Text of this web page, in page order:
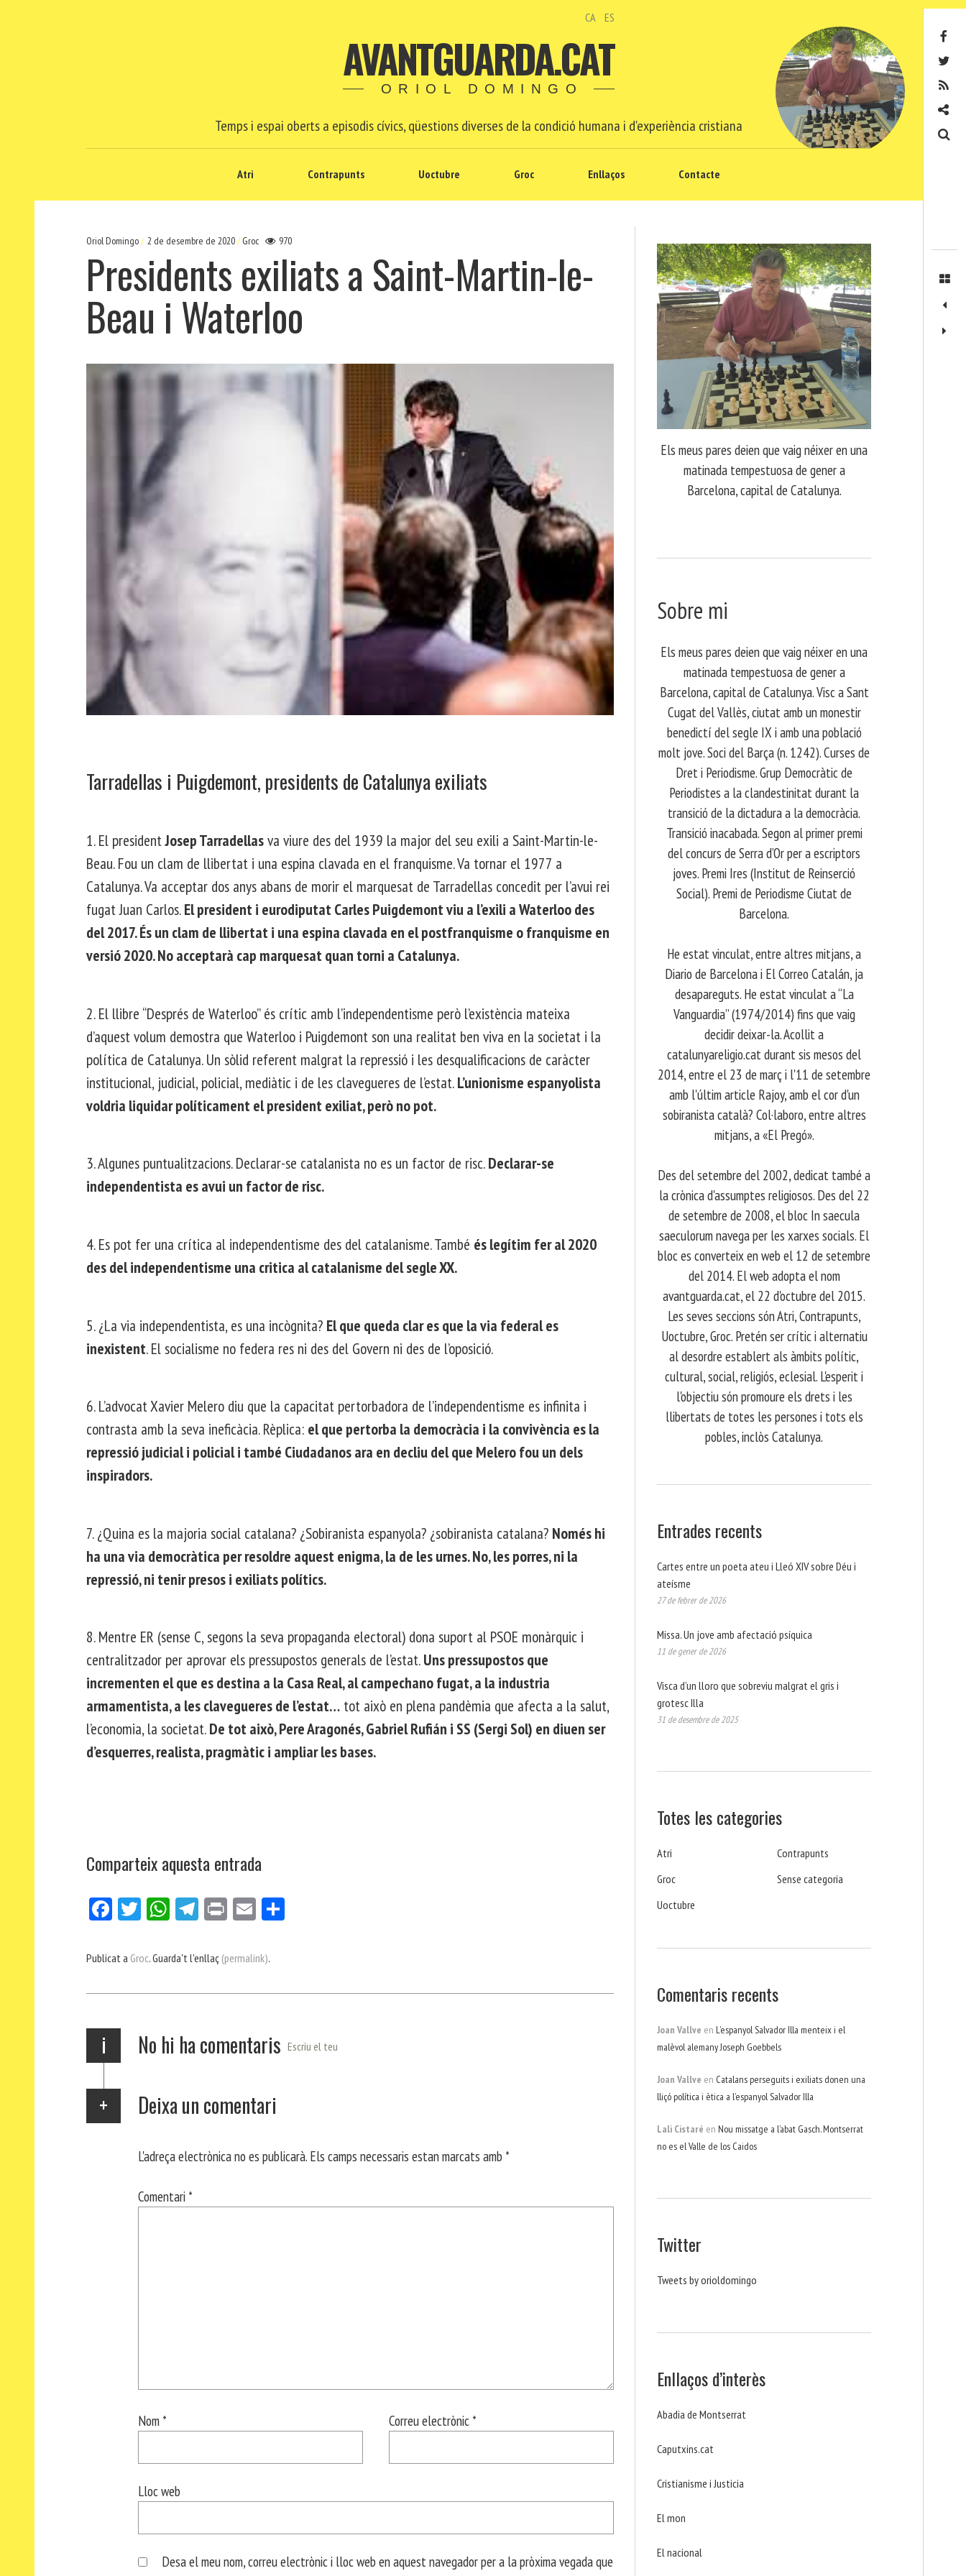
CA ES
AVANTGUARDA.CAT
ORIOL DOMINGO
Temps i espai oberts a episodis cívics, qüestions diverses de la condició humana i d'experiència cristiana
Atri Contrapunts Uoctubre Groc Enllaços Contacte
Oriol Domingo 2 de desembre de 2020 Groc 970
Presidents exiliats a Saint-Martin-le-
Beau i Waterloo
Tarradellas i Puigdemont, presidents de Catalunya exiliats
1. El presidentJosep Tarradellasva viure des del 1939 la major del seu exili a Saint-Martin-le-
Beau. Fou un clam de llibertat i una espina clavada en el franquisme. Va tornar el 1977 a
Catalunya. Va acceptar dos anys abans de morir el marquesat de Tarradellas concedit per l’avui rei
fugat Juan Carlos.El president i eurodiputat Carles Puigdemont viu a l’exili a Waterloo des
del 2017. És un clam de llibertat i una espina clavada en el postfranquisme o franquisme en
versió 2020. No acceptarà cap marquesat quan torni a Catalunya.
2. El llibre “Després de Waterloo” és crític amb l’independentisme però l’existència mateixa
d’aquest volum demostra que Waterloo i Puigdemont son una realitat ben viva en la societat i la
política de Catalunya. Un sòlid referent malgrat la repressió i les desqualificacions de caràcter
institucional, judicial, policial, mediàtic i de les clavegueres de l’estat.L’unionisme espanyolista
voldria liquidar políticament el president exiliat, però no pot.
3. Algunes puntualitzacions. Declarar-se catalanista no es un factor de risc.Declarar-se
independentista es avui un factor de risc.
4. Es pot fer una crítica al independentisme des del catalanisme. També és legítim fer al 2020
des del independentisme una critica al catalanisme del segle XX.
5. ¿La via independentista, es una incògnita? El que queda clar es que la via federal es
inexistent. El socialisme no federa res ni des del Govern ni des de l’oposició.
6. L’advocat Xavier Melero diu que la capacitat pertorbadora de l’independentisme es infinita i
contrasta amb la seva ineficàcia. Rèplica: el que pertorba la democràcia i la convivència es la
repressió judicial i policial i també Ciudadanos ara en decliu del que Melero fou un dels
inspiradors.
7. ¿Quina es la majoria social catalana? ¿Sobiranista espanyola? ¿sobiranista catalana? Només hi
ha una via democràtica per resoldre aquest enigma, la de les urnes. No, les porres, ni la
repressió, ni tenir presos i exiliats polítics.
8. Mentre ER (sense C, segons la seva propaganda electoral) dona suport al PSOE monàrquic i
centralitzador per aprovar els pressupostos generals de l’estat.Uns pressupostos que
incrementen el que es destina a la Casa Real, al campechano fugat, a la industria
armamentista, a les clavegueres de l’estat… tot això en plena pandèmia que afecta a la salut,
l’economia, la societat.De tot això, Pere Aragonés, Gabriel Rufián i SS (Sergi Sol) en diuen ser
d’esquerres, realista, pragmàtic i ampliar les bases.
Comparteix aquesta entrada
Fa
bo
Tw
er
W
ts
p
Te
gr
m
Pri E
ail
ei
Publicat a Groc. Guarda't l'enllaç (permalink).
i No hi ha comentaris Escriu el teu
Deixa un comentari
L'adreça electrònica no es publicarà. Els camps necessaris estan marcats amb *
Comentari *
Nom * Correu electrònic *
Lloc web
Desa el meu nom, correu electrònic i lloc web en aquest navegador per a la pròxima vegada que
Els meus pares deien que vaig néixer en una
matinada tempestuosa de gener a
Barcelona, capital de Catalunya.
Sobre mi
Els meus pares deien que vaig néixer en una
matinada tempestuosa de gener a
Barcelona, capital de Catalunya. Visc a Sant
Cugat del Vallès, ciutat amb un monestir
benedictí del segle IX i amb una població
molt jove. Soci del Barça (n. 1242). Curses de
Dret i Periodisme. Grup Democràtic de
Periodistes a la clandestinitat durant la
transició de la dictadura a la democràcia.
Transició inacabada. Segon al primer premi
del concurs de Serra d’Or per a escriptors
joves. Premi Ires (Institut de Reinserció
Social). Premi de Periodisme Ciutat de
Barcelona.
​ He estat vinculat, entre altres mitjans, a
Diario de Barcelona i El Correo Catalán, ja
desapareguts. He estat vinculat a “La
Vanguardia” (1974/2014) fins que vaig
decidir deixar-la. Acollit a
catalunyareligio.cat durant sis mesos del
2014, entre el 23 de març i l'11 de setembre
amb l'últim article Rajoy, amb el cor d'un
sobiranista català? Col·laboro, entre altres
mitjans, a «El Pregó».
​ Des del setembre del 2002, dedicat també a
la crònica d'assumptes religiosos. Des del 22
de setembre de 2008, el bloc In saecula
saeculorum navega per les xarxes socials. El
bloc es converteix en web el 12 de setembre
del 2014. El web adopta el nom
avantguarda.cat, el 22 d'octubre del 2015.
Les seves seccions són Atri, Contrapunts,
Uoctubre, Groc. Pretén ser crític i alternatiu
al desordre establert als àmbits polític,
cultural, social, religiós, eclesial. L'esperit i
l'objectiu són promoure els drets i les
llibertats de totes les persones i tots els
pobles, inclòs Catalunya.
Entrades recents
Cartes entre un poeta ateu i Lleó XIV sobre Déu i
ateísme
27 de febrer de 2026
Missa. Un jove amb afectació psíquica
11 de gener de 2026
Visca d’un lloro que sobreviu malgrat el gris i
grotesc Illa
31 de desembre de 2025
Totes les categories
Atri
Contrapunts
Groc
Sense categoria
Uoctubre
Comentaris recents
Joan Vallve en L’espanyol Salvador Illa menteix i el
malèvol alemany Joseph Goebbels
Joan Vallve en Catalans perseguits i exiliats donen una
lliçó política i ètica a l’espanyol Salvador Illa
Lali Cistaré en Nou missatge a l’abat Gasch. Montserrat
no es el Valle de los Caidos
Twitter
Tweets by orioldomingo
Enllaços d’interès
Abadia de Montserrat
Caputxins.cat
Cristianisme i Justicia
El mon
El nacional
Contacte